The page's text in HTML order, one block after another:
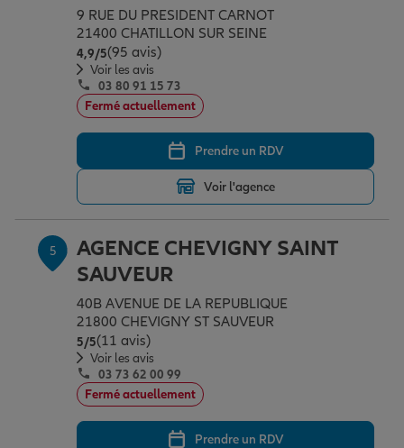
9 RUE DU PRESIDENT CARNOT
21400 CHATILLON SUR SEINE
4,9/5Note de 4.9 sur 5
(95 avis)
Voir les avis
03 80 91 15 73
Fermé actuellement
Prendre un RDV
Voir l'agence
5
AGENCE CHEVIGNY SAINT
SAUVEUR
40B AVENUE DE LA REPUBLIQUE
21800 CHEVIGNY ST SAUVEUR
5/5Note de 5 sur 5
(11 avis)
Voir les avis
03 73 62 00 99
Fermé actuellement
Prendre un RDV